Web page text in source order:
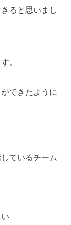
ると思いまし
。
できたように
ているチーム